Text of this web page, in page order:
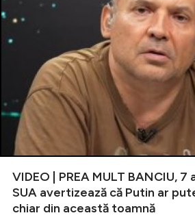
VIDEO | PREA MULT BANCIU,
SUA avertizează că Putin ar
chiar din această toamnă